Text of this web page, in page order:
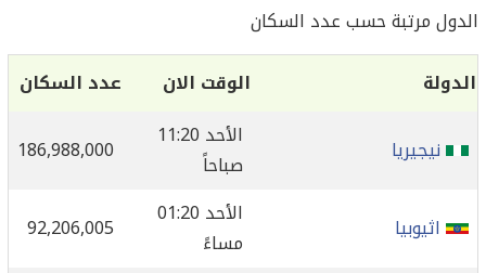
الدول مرتبة حسب عدد السكان
الدولة
الوقت الان
عدد السكان
نيجيريا
الأحد 11:20
صباحاً
186,988,000
اثيوبيا
الأحد 01:20
مساءً
92,206,005